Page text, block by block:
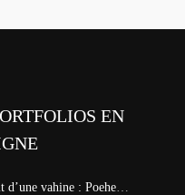
EN
Portrait d’une vahine : Poehere Wilson, Miss Tahiti 2010